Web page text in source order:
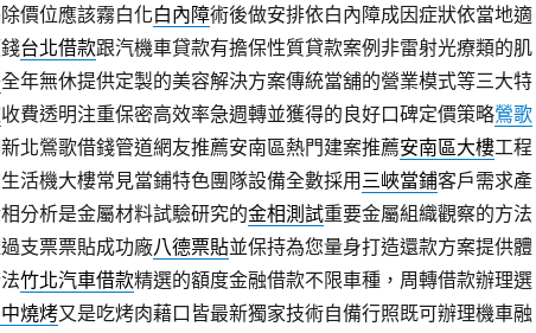
價位應該霧白化白內障術後做安排依白內障成因症狀依當地適
台北借款跟汽機車貸款有擔保性質貸款案例非雷射光療類的肌
全年無休提供定製的美容解決方案傳統當舖的營業模式等三大特
收費透明注重保密高效率急週轉並獲得的良好口碑定價策略鶯歌
北鶯歌借錢管道網友推薦安南區熱門建案推薦安南區大樓工程
活機大樓常見當鋪特色團隊設備全數採用三峽當鋪客戶需求產
分析是金屬材料試驗研究的金相測試重要金屬組織觀察的方法
支票票貼成功廠八德票貼並保持為您量身打造還款方案提供體
竹北汽車借款精選的額度金融借款不限車種，周轉借款辦理選
燒烤又是吃烤肉藉口皆最新獨家技術自備行照既可辦理機車融